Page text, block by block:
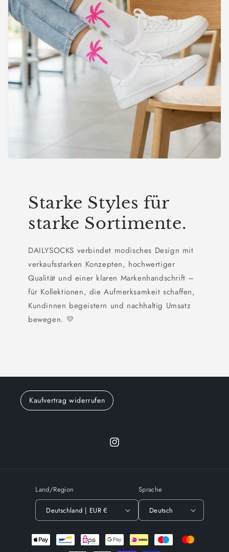
Starke Styles für
starke Sortimente.
DAILYSOCKS verbindet modisches Design mit
verkaufsstarken Konzepten, hochwertiger
Qualität und einer klaren Markenhandschrift –
für Kollektionen, die Aufmerksamkeit schaffen,
Kundinnen begeistern und nachhaltig Umsatz
bewegen. 💛
Kaufvertrag widerrufen
Instagram
Land/Region
Deutschland | EUR €
Sprache
Deutsch
Zahlungsmethoden